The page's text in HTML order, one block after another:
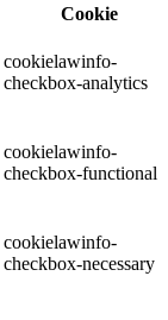
Cookie
cookielawinfo-
checkbox-analytics
cookielawinfo-
checkbox-functional
cookielawinfo-
checkbox-necessary